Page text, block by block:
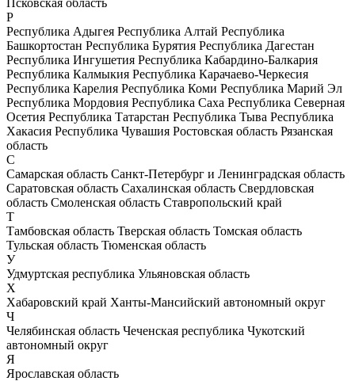
Псковская область
Р
Республика Адыгея Республика Алтай Республика
Башкортостан Республика Бурятия Республика Дагестан
Республика Ингушетия Республика Кабардино-Балкария
Республика Калмыкия Республика Карачаево-Черкесия
Республика Карелия Республика Коми Республика Марий Эл
Республика Мордовия Республика Саха Республика Северная
Осетия Республика Татарстан Республика Тыва Республика
Хакасия Республика Чувашия Ростовская область Рязанская
область
С
Самарская область Санкт-Петербург и Ленинградская область
Саратовская область Сахалинская область Свердловская
область Смоленская область Ставропольский край
Т
Тамбовская область Тверская область Томская область
Тульская область Тюменская область
У
Удмуртская республика Ульяновская область
Х
Хабаровский край Ханты-Мансийский автономный округ
Ч
Челябинская область Чеченская республика Чукотский
автономный округ
Я
Ярославская область